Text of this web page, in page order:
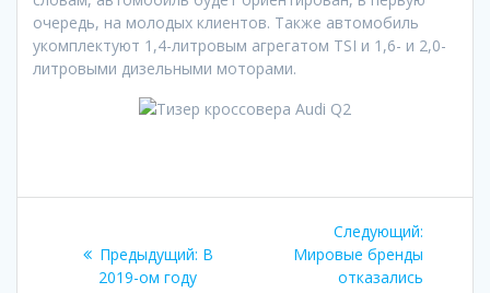
очередь, на молодых клиентов. Также автомобиль
укомплектуют 1,4-литровым агрегатом TSI и 1,6- и 2,0-
литровыми дизельными моторами.
Предыдущий: Предыдущая
В
2019-ом году
Следующий:
Мировые бренды
отказались